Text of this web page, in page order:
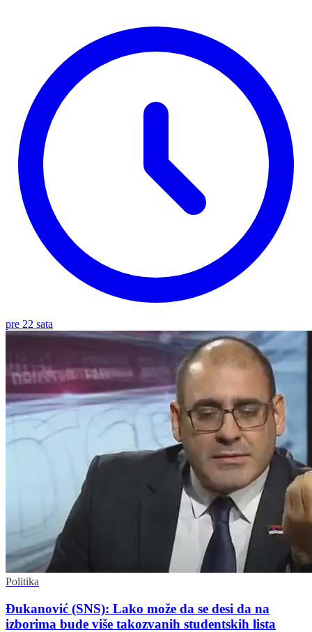
pre 22 sata
Politika
Đukanović (SNS): Lako može da se desi da na
izborima bude više takozvanih studentskih lista